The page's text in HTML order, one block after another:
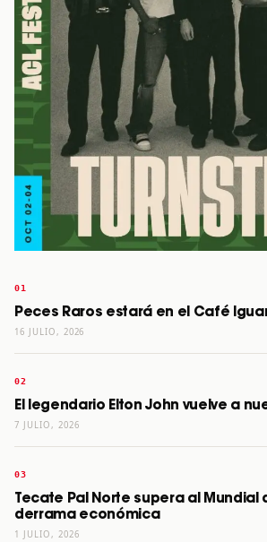
Peces Raros estará en el Café
16 JULIO, 2026
El legendario Elton John vuelve a
7 JULIO, 2026
Tecate Pal Norte supera al Mundial
derrama económica
1 JULIO, 2026